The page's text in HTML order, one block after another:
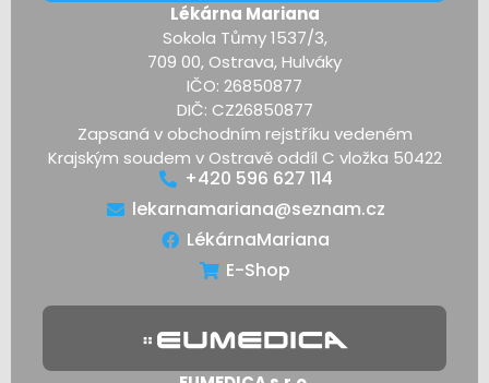
Lékárna Mariana
Sokola Tůmy 1537/3,
709 00, Ostrava, Hulváky
IČO: 26850877
DIČ: CZ26850877
Zapsaná v obchodním rejstříku vedeném
Krajským soudem v Ostravě oddíl C vložka 50422
+420 596 627 114
lekarnamariana@seznam.cz
LékárnaMariana
E-Shop